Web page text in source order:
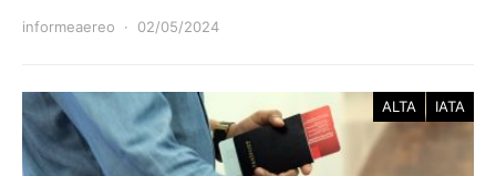
informeaereo 02/05/2024
ALTA IATA